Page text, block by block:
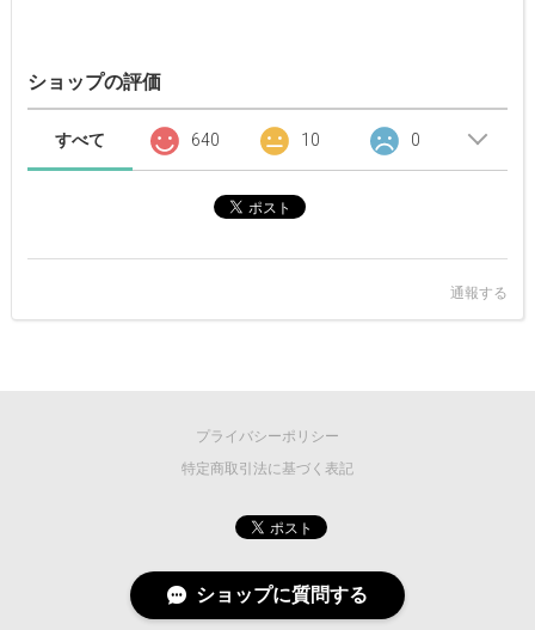
ショップの評価
すべて 640 10 0
通報する
プライバシーポリシー
特定商取引法に基づく表記
©2026 MASCOT/E
ショップに質問する